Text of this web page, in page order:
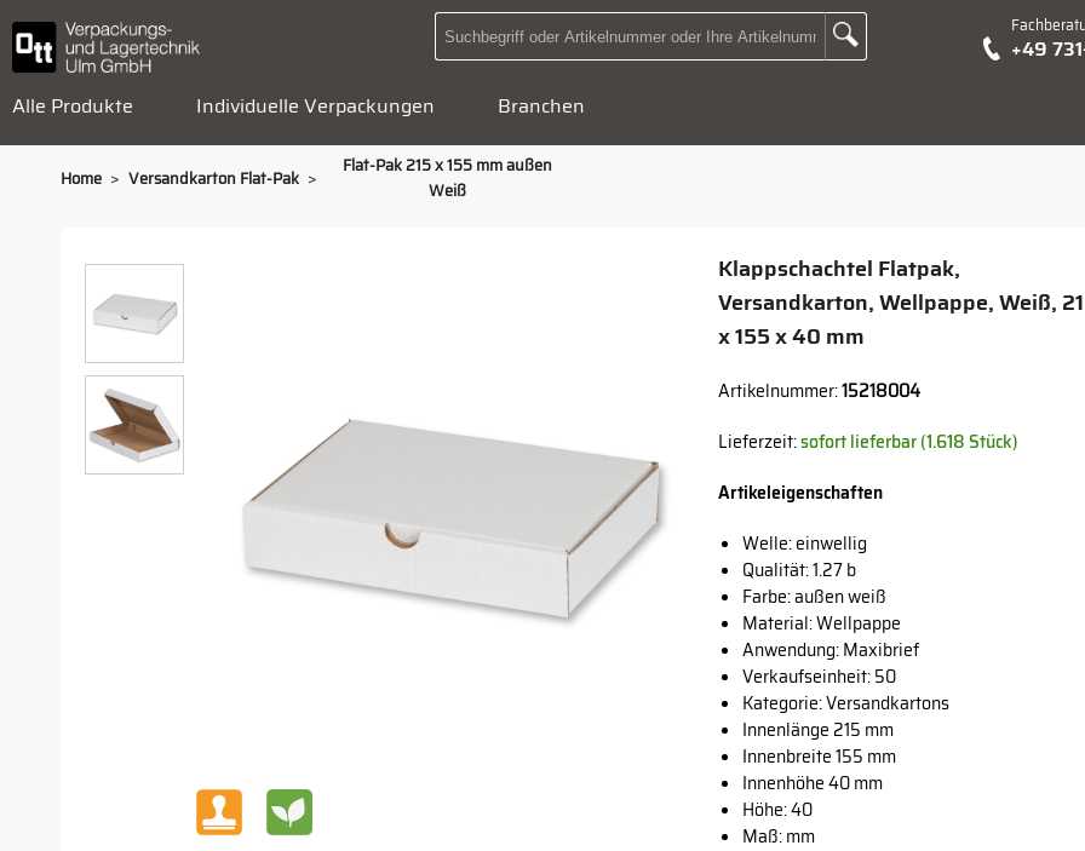
Suchbegriff oder Artikelnummer hier eingeben:
Zur Suche Landingpage
+49
Alle Produkte
Individuelle Verpackungen Branchen
Home > Versandkarton Flat-Pak >
Flat-Pak 215 x 155 mm außen
Weiß
Klappschachtel Flatpak,
Versandkarton, Wellpappe, Weiß,
x 155 x 40 mm
Artikelnummer:15218004
Lieferzeit:sofort lieferbar (1.618 Stück)
Artikeleigenschaften
Welle: einwellig
Qualität: 1.27 b
Farbe: außen weiß
Material: Wellpappe
Anwendung: Maxibrief
Verkaufseinheit: 50
Kategorie: Versandkartons
Innenlänge 215 mm
Innenbreite 155 mm
Innenhöhe 40 mm
Höhe: 40
Maß: mm